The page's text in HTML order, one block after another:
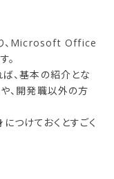
、Microsoft Office
。
、基本の紹介とな
、開発職以外の方
つけておくとすごく